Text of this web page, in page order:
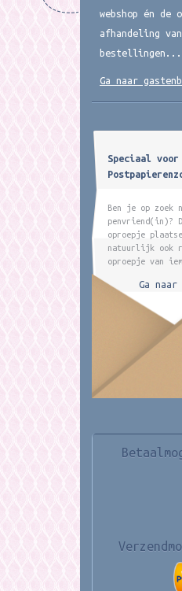
webshop én de
afhandeling
bestellingen...
Ga naar
Speciaal voor
Ben je op zoek
penvriend(in)?
oproepje
natuurlijk ook
oproepje van
Ga